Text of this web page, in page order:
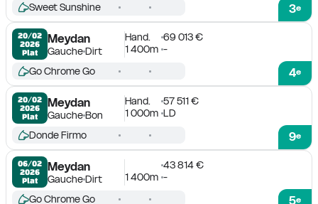
3e
Sweet Sunshine
20/02
2026
Plat
Meydan
GaucheDirt
Hand.
69 013 €
1 400m -
4e
Go Chrome Go
20/02
2026
Plat
Meydan
GaucheBon
Hand.
57 511 €
1 000m LD
9e
Donde Firmo
06/02
2026
Plat
Meydan
GaucheDirt
43 814 €
1 400m -
5e
Go Chrome Go